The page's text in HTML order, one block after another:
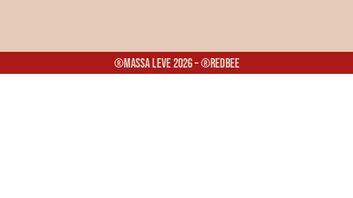
®Massa Leve 2026 – ®Redbee